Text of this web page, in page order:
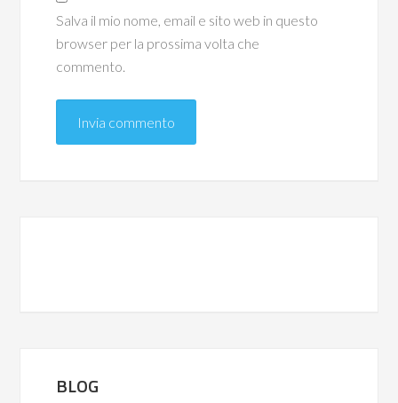
Salva il mio nome, email e sito web in questo
browser per la prossima volta che
commento.
BLOG